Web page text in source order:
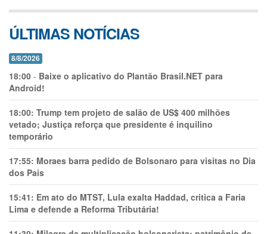
ÚLTIMAS NOTÍCIAS
8/8/2026
18:00 - Baixe o aplicativo do Plantão Brasil.NET para
Android!
18:00: Trump tem projeto de salão de US$ 400 milhões
vetado; Justiça reforça que presidente é inquilino
temporário
17:55: Moraes barra pedido de Bolsonaro para visitas no Dia
dos Pais
15:41: Em ato do MTST, Lula exalta Haddad, critica a Faria
Lima e defende a Reforma Tributária!